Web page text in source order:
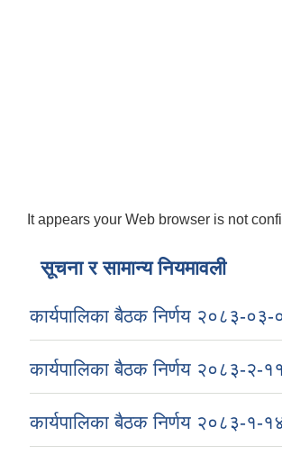
It appears your Web browser is not
सूचना र सामान्य नियमावली
कार्यपालिका बैठक निर्णय २०८३-०३-
कार्यपालिका बैठक निर्णय २०८३-२-११
कार्यपालिका बैठक निर्णय २०८३-१-